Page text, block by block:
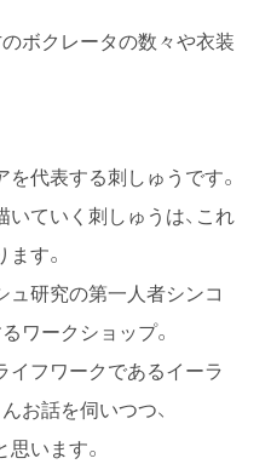
ボクレータの数々や衣装
代表する刺しゅうです。
ていく刺しゅうは、これ
す。
研究の第一人者シンコ
ワークショップ。
イフワークであるイーラ
お話を伺いつつ、
います。